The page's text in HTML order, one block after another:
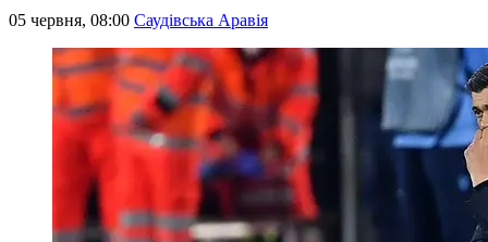
05 червня, 08:00 Саудівська Аравія